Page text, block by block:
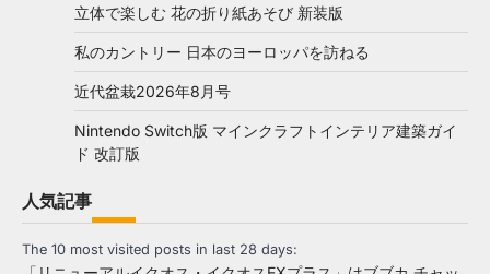
立体で楽しむ 花の折り紙あそび 新装版
私のカントリー 日本のヨーロッパを訪ねる
近代盆栽2026年8月号
Nintendo Switch版 マインクラフトインテリア建築ガイ
ド 改訂版
人気記事
The 10 most visited posts in last 28 days: